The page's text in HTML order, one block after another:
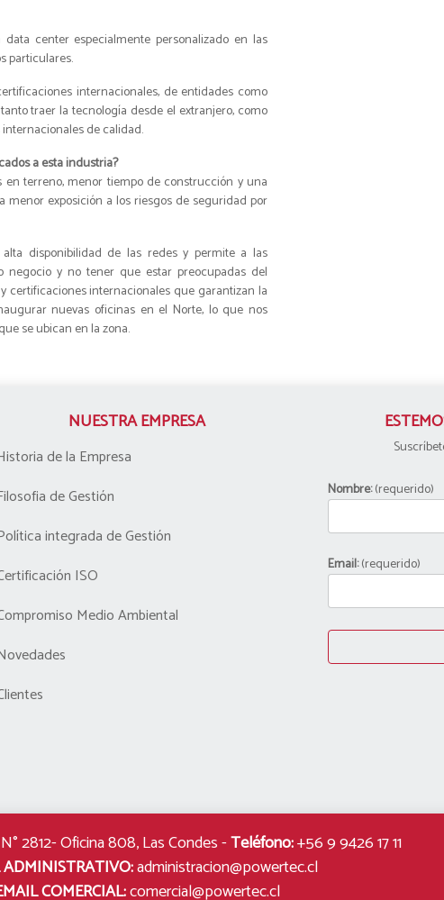
center especialmente personalizado en las
particulares.
internacionales, de entidades como
traer la tecnología desde el extranjero, como
de calidad.
a esta industria?
terreno, menor tiempo de construcción y una
exposición a los riesgos de seguridad por
disponibilidad de las redes y permite a las
y no tener que estar preocupadas del
certificaciones internacionales que garantizan la
nuevas oficinas en el Norte, lo que nos
se ubican en la zona.
NUESTRA EMPRESA
de la Empresa
de Gestión
integrada de Gestión
ISO
Medio Ambiental
Nombre:(requerido)
Email:(requerido)
2812- Oficina 808, Las Condes-Teléfono:+56 9 9426 17 11
administracion@powertec.cl
COMERCIAL:comercial@powertec.cl